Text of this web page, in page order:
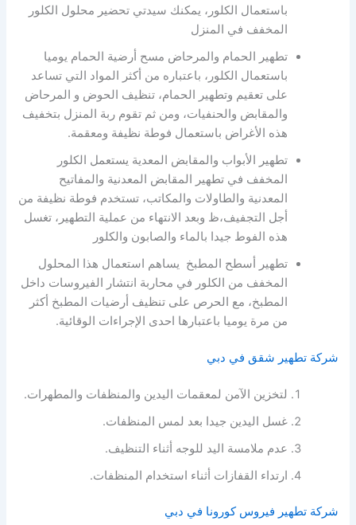
باستعمال الكلور، يمكنك سيدتي تحضير محلول الكلور
المخفف في المنزل
تطهير الحمام والمرحاض مسح أرضية الحمام يوميا
باستعمال الكلور، باعتباره من أكثر المواد التي تساعد
على تعقيم وتطهير الحمام، تنظيف الحوض و المرحاض
والمقابض والحنفيات، ومن ثم تقوم ربة المنزل بتخفيف
هذه الأغراض باستعمال فوطة نظيفة ومعقمة.
تطهير الأبواب والمقابض المعدية يستعمل الكلور
المخفف في تطهير المقابض المعدنية والمفاتيح
المعدنية والطاولات والمكاتب، تستخدم فوطة نظيفة من
أجل التجفيف،ظ وبعد الانتهاء من عملية التطهير، تغسل
هذه الفوط جيدا بالماء والصابون والكلور
تطهير أسطح المطبخ يساهم استعمال هذا المحلول
المخفف من الكلور في محاربة انتشار الفيروسات داخل
المطبخ، مع الحرص على تنظيف أرضيات المطبخ أكثر
من مرة يوميا باعتبارها احدى الإجراءات الوقائية.
شركة تطهير شقق في دبي
لتخزين الآمن لمعقمات اليدين والمنظفات والمطهرات.
غسل اليدين جيدا بعد لمس المنظفات.
عدم ملامسة اليد للوجه أثناء التنظيف.
ارتداء القفازات أثناء استخدام المنظفات.
شركة تطهير فيروس كورونا في دبي